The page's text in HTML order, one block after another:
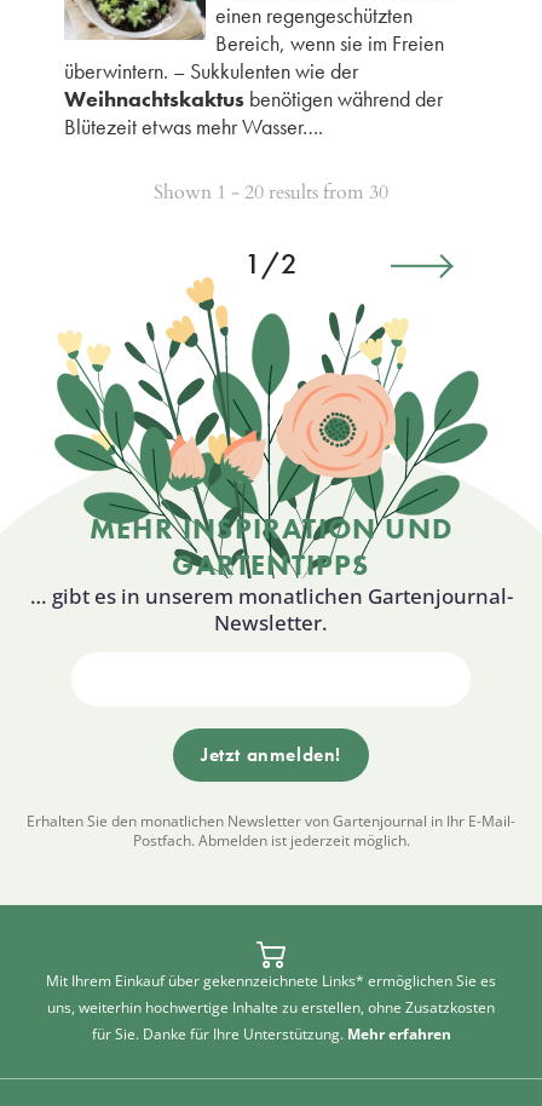
einen regengeschützten
Bereich, wenn sie im Freien
überwintern. – Sukkulenten wie der
Weihnachtskaktusbenötigen während der
Blütezeit etwas mehr Wasser….
Shown 1 - 20 results from 30
1/2
MEHR INSPIRATION UND
GARTENTIPPS
… gibt es in unserem monatlichen Gartenjournal-
Newsletter.
Erhalten Sie den monatlichen Newsletter von Gartenjournal in Ihr E-Mail-
Postfach. Abmelden ist jederzeit möglich.
Mit Ihrem Einkauf über gekennzeichnete Links* ermöglichen Sie es
uns, weiterhin hochwertige Inhalte zu erstellen, ohne Zusatzkosten
für Sie. Danke für Ihre Unterstützung. Mehr erfahren